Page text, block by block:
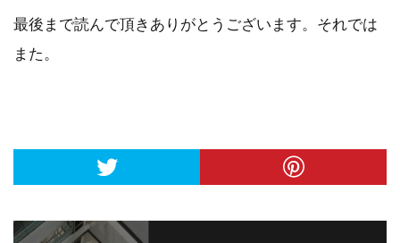
最後まで読んで頂きありがとうございます。それでは
また。